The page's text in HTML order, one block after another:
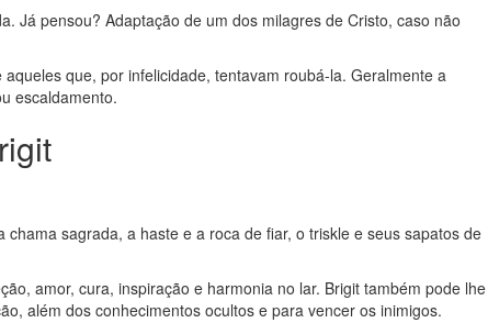
Já pensou? Adaptação de um dos milagres de Cristo, caso não
que, por infelicidade, tentavam roubá-la. Geralmente a
escaldamento.
sagrada, a haste e a roca de fiar, o triskle e seus sapatos de
amor, cura, inspiração e harmonia no lar. Brigit também pode lhe
além dos conhecimentos ocultos e para vencer os inimigos.